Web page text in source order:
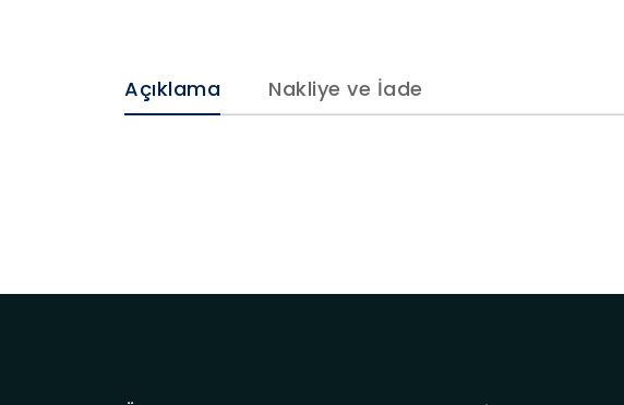
Açıklama Nakliye ve İade